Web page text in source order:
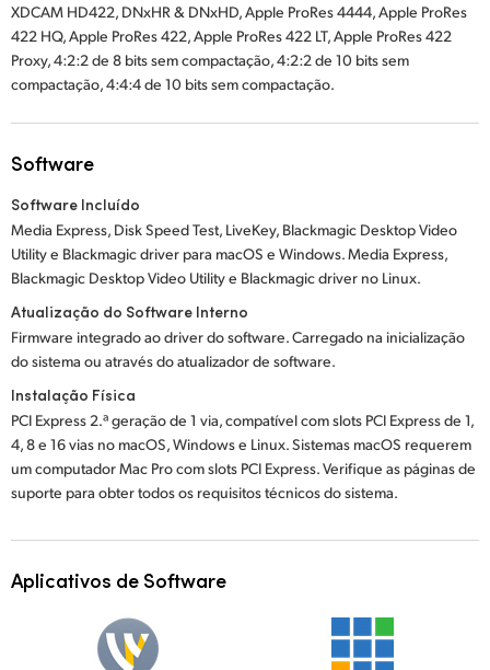
XDCAM HD422, DNxHR & DNxHD, Apple ProRes 4444, Apple ProRes
422 HQ, Apple ProRes 422, Apple ProRes 422 LT, Apple ProRes 422
Proxy, 4:2:2 de 8 bits sem compactação, 4:2:2 de 10 bits sem
compactação, 4:4:4 de 10 bits sem compactação.
Software
Software Incluído
Media Express, Disk Speed Test, LiveKey, Blackmagic Desktop Video
Utility e Blackmagic driver para macOS e Windows. Media Express,
Blackmagic Desktop Video Utility e Blackmagic driver no Linux.
Atualização do Software Interno
Firmware integrado ao driver do software. Carregado na inicialização
do sistema ou através do atualizador de software.
Instalação Física
PCI Express 2.ª geração de 1 via, compatível com slots PCI Express de 1,
4, 8 e 16 vias no macOS, Windows e Linux. Sistemas macOS requerem
um computador Mac Pro com slots PCI Express. Verifique as páginas de
suporte para obter todos os requisitos técnicos do sistema.
Aplicativos de Software